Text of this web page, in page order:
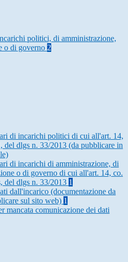
politici, di amministrazione,
o di governo 2
di incarichi politici di cui all'art. 14,
del dlgs n. 33/2013 (da pubblicare in
di incarichi di amministrazione, di
o di governo di cui all'art. 14, co.
del dlgs n. 33/2013 1
dall'incarico (documentazione da
sul sito web) 1
mancata comunicazione dei dati